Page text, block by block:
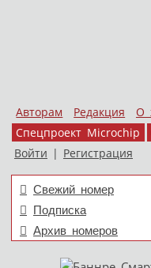
Авторам Редакция О
Спецпроект Microchip
Войти | Регистрация
Свежий номер
Подписка
Архив номеров